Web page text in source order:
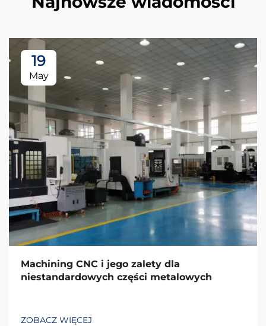
19
May
Machining CNC i jego zalety dla
niestandardowych części metalowych
ZOBACZ WIĘCEJ